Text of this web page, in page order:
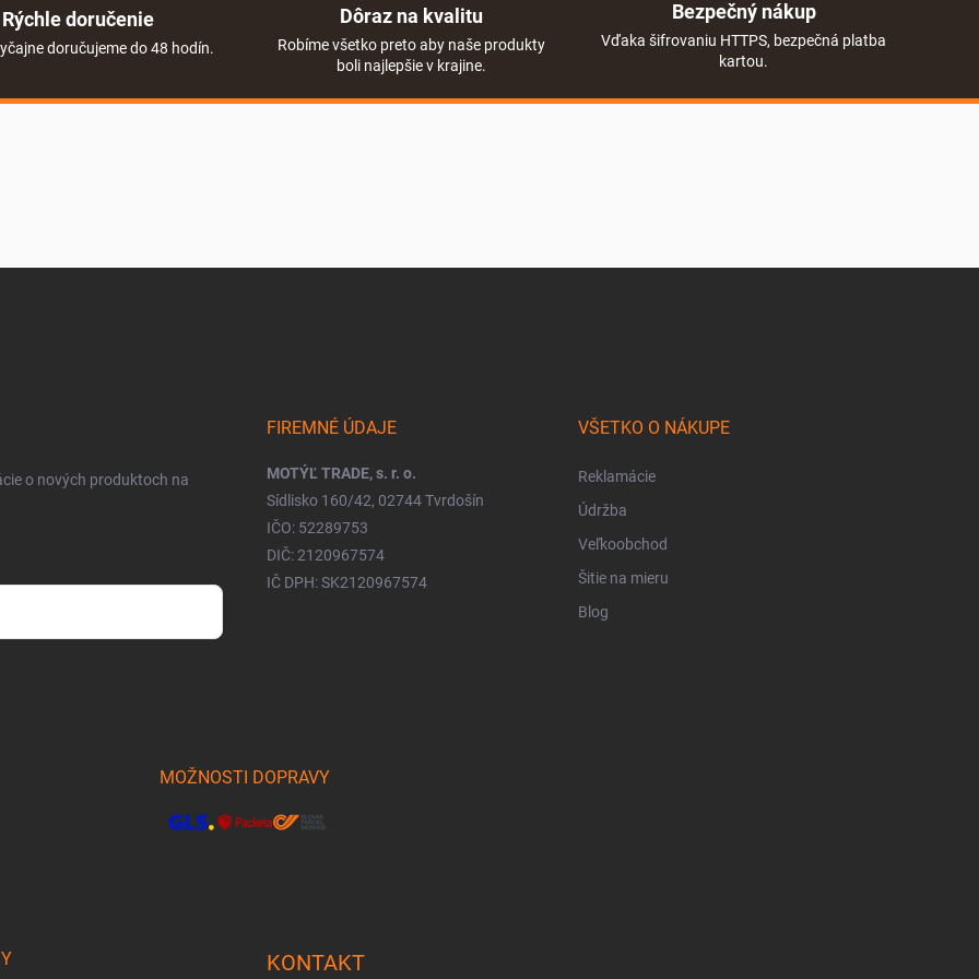
Rýchle doručenie
doručujeme do 48 hodín.
Dôraz na kvalitu
Robíme všetko preto aby naše produkty
boli najlepšie v krajine.
Bezpečný nákup
Vďaka šifrovaniu HTTPS, bezpečná platba
kartou.
o nových produktoch na
FIREMNÉ ÚDAJE
MOTÝĽ TRADE, s. r. o.
Sídlisko 160/42, 02744 Tvrdošín
IČO: 52289753
DIČ: 2120967574
IČ DPH: SK2120967574
VŠETKO O NÁKUPE
Reklamácie
Údržba
Veľkoobchod
Šitie na mieru
Blog
MOŽNOSTI DOPRAVY
KONTAKT